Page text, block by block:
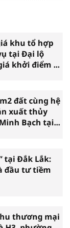
khu tổ hợp
tại Đại lộ
khởi điểm 39
đất cùng hệ
xuất thủy
Bạch tại
tại Đắk Lắk:
đầu tư tiềm
thương mại